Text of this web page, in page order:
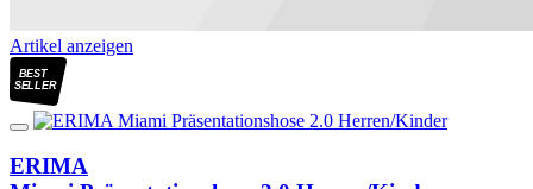
Artikel anzeigen
BEST
SELLER
ERIMA